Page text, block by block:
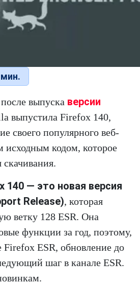
выпуска версии
выпустила Firefox 140,
своего популярного веб-
исходным кодом, которое
скачивания.
140 — это новая версия
Release), которая
ветку 128 ESR. Она
функции за год, поэтому,
Firefox ESR, обновление до
шаг в канале ESR.